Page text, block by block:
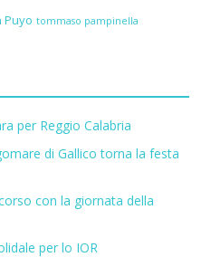
Puyo tommaso pampinella
per Reggio Calabria
di Gallico torna la festa
con la giornata della
per lo IOR